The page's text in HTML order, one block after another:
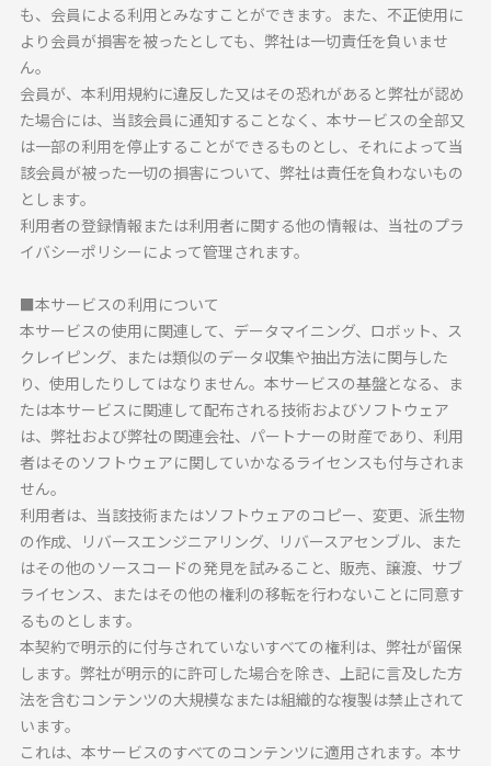
も、会員による利用とみなすことができます。また、不正使用に
より会員が損害を被ったとしても、弊社は一切責任を負いませ
ん。
会員が、本利用規約に違反した又はその恐れがあると弊社が認め
た場合には、当該会員に通知することなく、本サービスの全部又
は一部の利用を停止することができるものとし、それによって当
該会員が被った一切の損害について、弊社は責任を負わないもの
とします。
利用者の登録情報または利用者に関する他の情報は、当社のプラ
イバシーポリシーによって管理されます。
■本サービスの利用について
本サービスの使用に関連して、データマイニング、ロボット、ス
クレイピング、または類似のデータ収集や抽出方法に関与した
り、使用したりしてはなりません。本サービスの基盤となる、ま
たは本サービスに関連して配布される技術およびソフトウェア
は、弊社および弊社の関連会社、パートナーの財産であり、利用
者はそのソフトウェアに関していかなるライセンスも付与されま
せん。
利用者は、当該技術またはソフトウェアのコピー、変更、派生物
の作成、リバースエンジニアリング、リバースアセンブル、また
はその他のソースコードの発見を試みること、販売、譲渡、サブ
ライセンス、またはその他の権利の移転を行わないことに同意す
るものとします。
本契約で明示的に付与されていないすべての権利は、弊社が留保
します。弊社が明示的に許可した場合を除き、上記に言及した方
法を含むコンテンツの大規模なまたは組織的な複製は禁止されて
います。
これは、本サービスのすべてのコンテンツに適用されます。本サ